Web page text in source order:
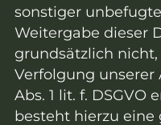
sonstiger
Weitergabe dieser
grundsätzlich
Verfolgung unserer
Abs. 1 lit. f. DSGVO
besteht hierzu eine